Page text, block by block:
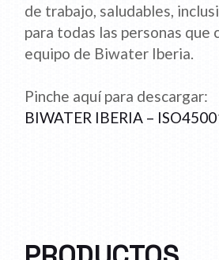
de trabajo, saludables,
para todas las personas que
equipo de Biwater Iberia.
Pinche aquí para descargar:
BIWATER IBERIA –